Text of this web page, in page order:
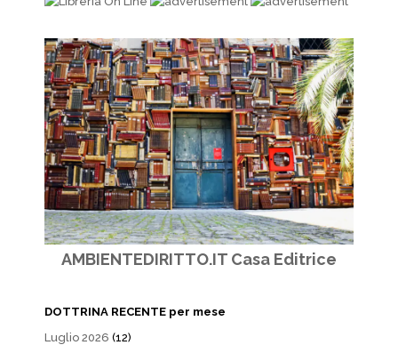
AMBIENTEDIRITTO.IT Casa Editrice
DOTTRINA RECENTE per mese
Luglio 2026 (12)